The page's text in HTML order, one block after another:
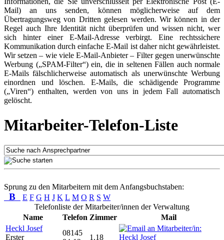
Mail) an uns senden, können möglicherweise auf dem
Übertragungsweg von Dritten gelesen werden. Wir können in der
Regel auch Ihre Identität nicht überprüfen und wissen nicht, wer
sich hinter einer E-Mail-Adresse verbirgt. Eine rechtssichere
Kommunikation durch einfache E-Mail ist daher nicht gewährleistet.
Wir setzen – wie viele E-Mail-Anbieter – Filter gegen unerwünschte
Werbung („SPAM-Filter“) ein, die in seltenen Fällen auch normale
E-Mails fälschlicherweise automatisch als unerwünschte Werbung
einordnen und löschen. E-Mails, die schädigende Programme
(„Viren“) enthalten, werden von uns in jedem Fall automatisch
gelöscht.
Mitarbeiter-Telefon-Liste
Sprung zu den Mitarbeitern mit dem Anfangsbuchstaben:
B E F G H J K L M O R S W
Telefonliste der Mitarbeiter/innen der Verwaltung
Name
Telefon Zimmer
Mail
Heckl Josef
Erster
08145
1.18